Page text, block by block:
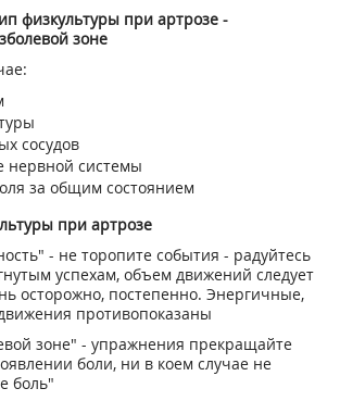
физкультуры при артрозе -
зоне
сосудов
нервной системы
за общим состоянием
при артрозе
- не торопите события - радуйтесь
успехам, объем движений следует
осторожно, постепенно. Энергичные,
противопоказаны
зоне" - упражнения прекращайте
боли, ни в коем случае не
боль"